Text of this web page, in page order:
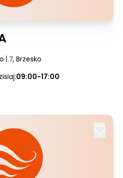
| 7, Brzesko
09:00-17:00